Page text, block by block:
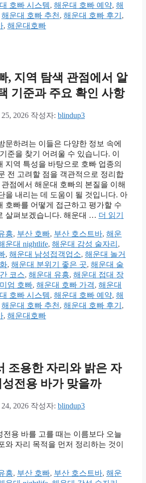
호빠 시스템, 해운대 호빠 예약, 해
해운대 호빠 추천 , 해운대 호빠 후기 ,
, 해운대호빠
, 지역 탐색 관점에서 알
기준과 주요 확인 사항
2026 작성자: blindup3
문하려는 이들은 다양한 정보 속에
준을 찾기 어려울 수 있습니다. 이
지역 특성을 바탕으로 호빠 업종의
전 고려할 점을 객관적으로 정리합
점에서 해운대 호빠의 본질을 이해
을 내리는 데 도움이 될 것입니다. 아
호빠를 어떻게 접근하고 평가할 수
살펴보겠습니다. 해운대 … 더 읽기
흥, 부산 호빠, 부산 호스트바, 해운
운대 nightlife, 해운대 감성 술자리 ,
, 해운대 남성접객업소, 해운대 놀거
, 해운대 분위기 좋은 곳, 해운대 술
코스, 해운대 유흥, 해운대 접대 장
엄 호빠, 해운대 호빠 가격, 해운대
호빠 시스템, 해운대 호빠 예약, 해
해운대 호빠 추천 , 해운대 호빠 후기 ,
, 해운대호빠
조용한 자리와 밝은 자
성전용 바가 맞을까
2026 작성자: blindup3
전용 바를 고를 때는 이름보다 오늘
와 자리 목적을 먼저 정리하는 것이
흥, 부산 호빠, 부산 호스트바, 해운